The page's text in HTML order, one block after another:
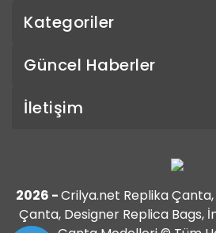
Kategoriler
Güncel Haberler
İletişim
2026 -Crilya.net Replika
Çanta, Designer Replica Bags,